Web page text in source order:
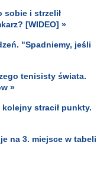
sobie i strzelił
[WIDEO] »
"Spadniemy, jeśli
tenisisty świata.
»
kolejny stracił punkty.
na 3. miejsce w tabeli